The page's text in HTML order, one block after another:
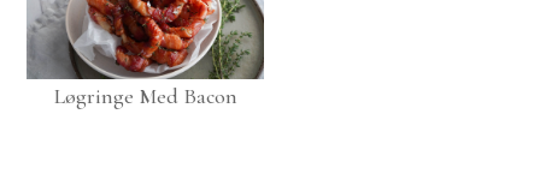
Løgringe Med Bacon